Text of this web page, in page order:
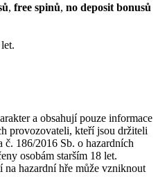
, free spinů, no deposit bonusů
a obsahují pouze informace
provozovateli, kteří jsou držiteli
186/2016 Sb. o hazardních
osobám starším 18 let.
hazardní hře může vzniknout